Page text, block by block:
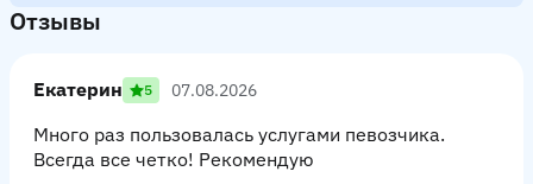
Отзывы
Екатерин 5 07.08.2026
Много раз пользовалась услугами певозчика.
Всегда все четко! Рекомендую